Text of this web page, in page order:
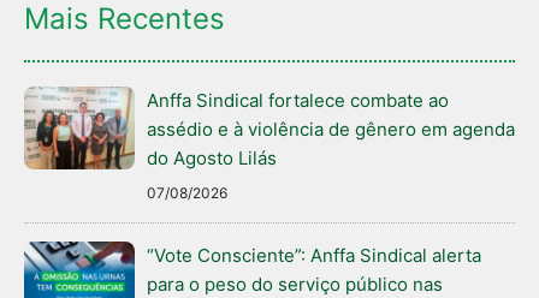
Mais Recentes
Anffa Sindical fortalece combate ao
assédio e à violência de gênero em agenda
do Agosto Lilás
07/08/2026
“Vote Consciente”: Anffa Sindical alerta
para o peso do serviço público nas